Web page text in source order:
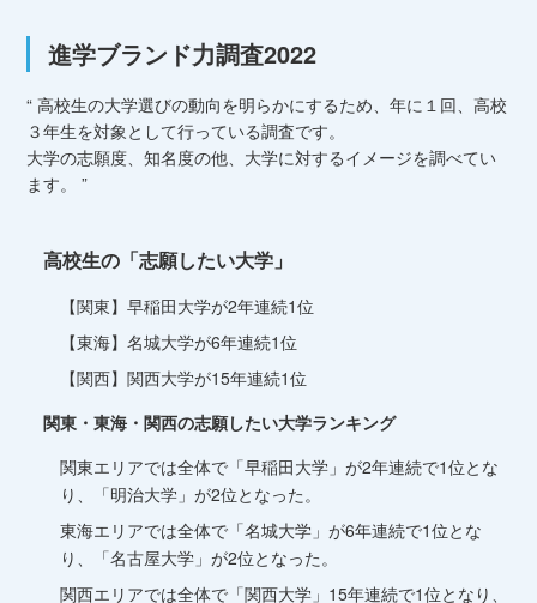
進学ブランド力調査2022
“ 高校生の大学選びの動向を明らかにするため、年に１回、高校
３年生を対象として行っている調査です。
大学の志願度、知名度の他、大学に対するイメージを調べてい
ます。 ”
高校生の「志願したい大学」
【関東】早稲田大学が2年連続1位
【東海】名城大学が6年連続1位
【関西】関西大学が15年連続1位
関東・東海・関西の志願したい大学ランキング
関東エリアでは全体で「早稲田大学」が2年連続で1位とな
り、「明治大学」が2位となった。
東海エリアでは全体で「名城大学」が6年連続で1位とな
り、「名古屋大学」が2位となった。
関西エリアでは全体で「関西大学」15年連続で1位となり、